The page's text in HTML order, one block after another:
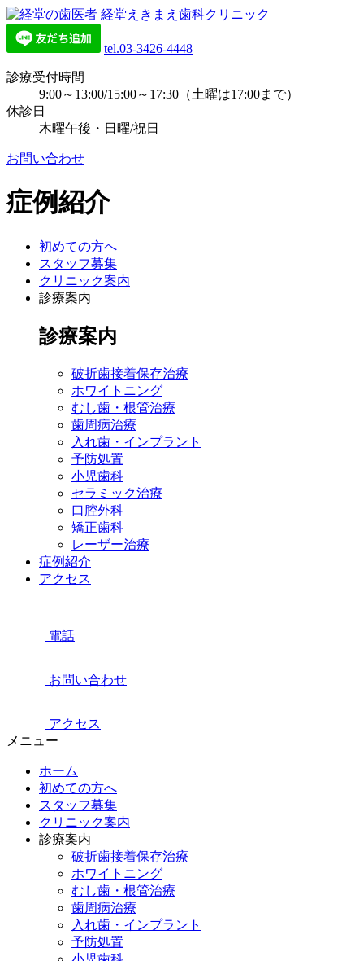
tel.03-3426-4448
診療受付時間
9:00～13:00/15:00～17:30（土曜は17:00まで）
休診日
木曜午後・日曜/祝日
お問い合わせ
症例紹介
初めての方へ
スタッフ募集
クリニック案内
診療案内
診療案内
破折歯接着保存治療
ホワイトニング
むし歯・根管治療
歯周病治療
入れ歯・インプラント
予防処置
小児歯科
セラミック治療
口腔外科
矯正歯科
レーザー治療
症例紹介
アクセス
電話
お問い合わせ
アクセス
メニュー
ホーム
初めての方へ
スタッフ募集
クリニック案内
診療案内
破折歯接着保存治療
ホワイトニング
むし歯・根管治療
歯周病治療
入れ歯・インプラント
予防処置